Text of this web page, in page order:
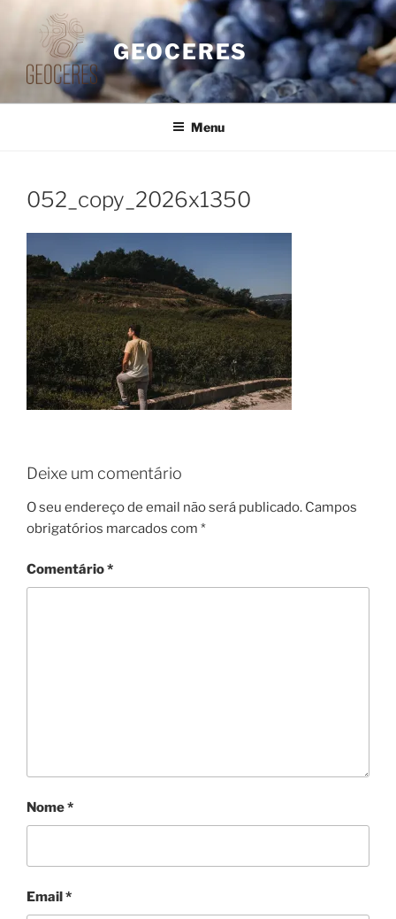
conteúdo
GEOCERES
Menu
052_copy_2026x1350
Deixe um comentário
O seu endereço de email não será publicado. Campos
obrigatórios marcados com *
Comentário*
Nome*
Email*